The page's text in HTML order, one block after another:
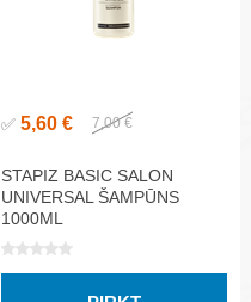
✅ 5,60 € 7,00 €
STAPIZ BASIC SALON
UNIVERSAL ŠAMPŪNS
1000ML